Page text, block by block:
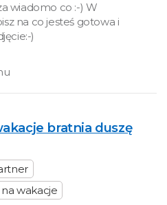
wiadomo co :-) W
na co jesteś gotowa i
)
bratnia duszę
wakacje